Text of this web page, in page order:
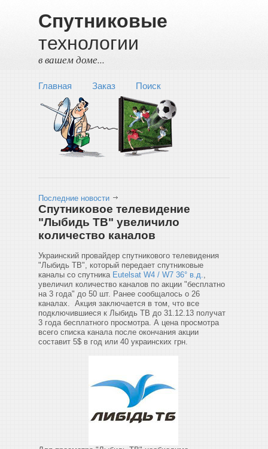
Спутниковые
технологии
в вашем доме...
Главная Заказ Поиск
Последние новости
Спутниковое телевидение
"Лыбидь ТВ" увеличило
количество каналов
Украинский провайдер спутникового телевидения
"Лыбидь ТВ", который передает спутниковые
каналы со спутника Eutelsat W4 / W7 36° в.д.,
увеличил количество каналов по акции "бесплатно
на 3 года" до 50 шт. Ранее сообщалось о 26
каналах. Акция заключается в том, что все
подключившиеся к Лыбидь ТВ до 31.12.13 получат
3 года бесплатного просмотра. А цена просмотра
всего списка канала после окончания акции
составит 5$ в год или 40 украинских грн.